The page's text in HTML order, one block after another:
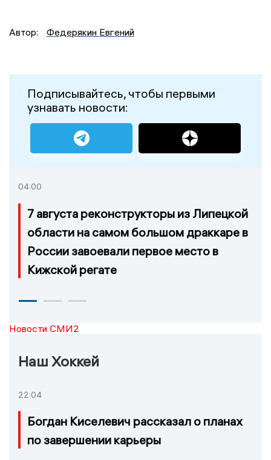
Автор: Федерякин Евгений
Подписывайтесь, чтобы первыми
узнавать новости:
04:00
7 августа реконструкторы из Липецкой
области на самом большом драккаре в
России завоевали первое место в
Кижской регате
Новости СМИ2
Наш Хоккей
22:04
Богдан Киселевич рассказал о планах
по завершении карьеры